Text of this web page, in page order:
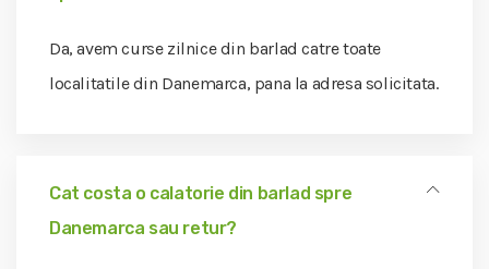
Da, avem curse zilnice din barlad catre toate
localitatile din Danemarca, pana la adresa solicitata.
Cat costa o calatorie din barlad spre
Danemarca sau retur?